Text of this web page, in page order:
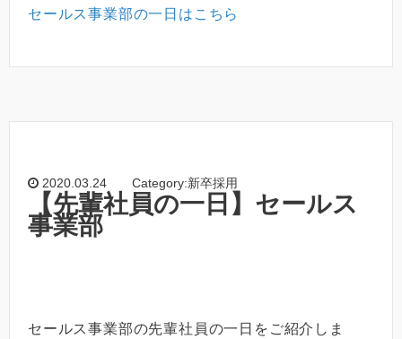
セールス事業部の一日はこちら
2020.03.24 Category:新卒採用
【先輩社員の一日】セールス
事業部
セールス事業部の先輩社員の一日をご紹介しま